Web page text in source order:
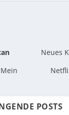
Neues
POSTS